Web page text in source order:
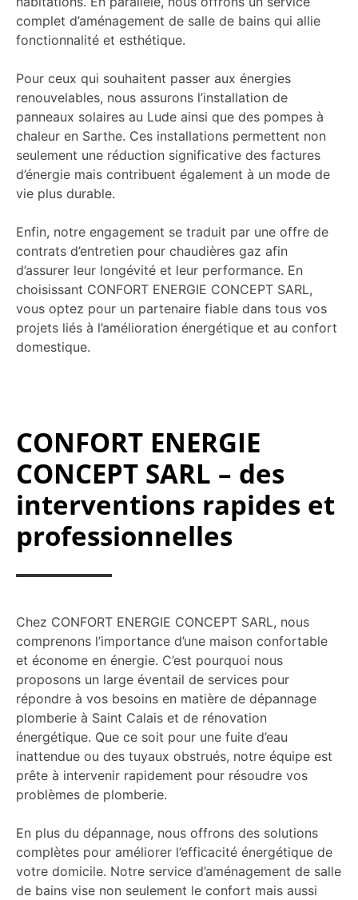
complet d’aménagement de salle de bains qui allie
fonctionnalité et esthétique.
Pour ceux qui souhaitent passer aux énergies
renouvelables, nous assurons l’installation de
panneaux solaires au Lude ainsi que des pompes à
chaleur en Sarthe. Ces installations permettent non
seulement une réduction significative des factures
d’énergie mais contribuent également à un mode de
vie plus durable.
Enfin, notre engagement se traduit par une offre de
contrats d’entretien pour chaudières gaz afin
d’assurer leur longévité et leur performance. En
choisissant CONFORT ENERGIE CONCEPT SARL,
vous optez pour un partenaire fiable dans tous vos
projets liés à l’amélioration énergétique et au confort
domestique.
CONFORT ENERGIE
CONCEPT SARL – des
interventions rapides et
professionnelles
Chez CONFORT ENERGIE CONCEPT SARL, nous
comprenons l’importance d’une maison confortable
et économe en énergie. C’est pourquoi nous
proposons un large éventail de services pour
répondre à vos besoins en matière de dépannage
plomberie à Saint Calais et de rénovation
énergétique. Que ce soit pour une fuite d’eau
inattendue ou des tuyaux obstrués, notre équipe est
prête à intervenir rapidement pour résoudre vos
problèmes de plomberie.
En plus du dépannage, nous offrons des solutions
complètes pour améliorer l’efficacité énergétique de
votre domicile. Notre service d’aménagement de salle
de bains vise non seulement le confort mais aussi